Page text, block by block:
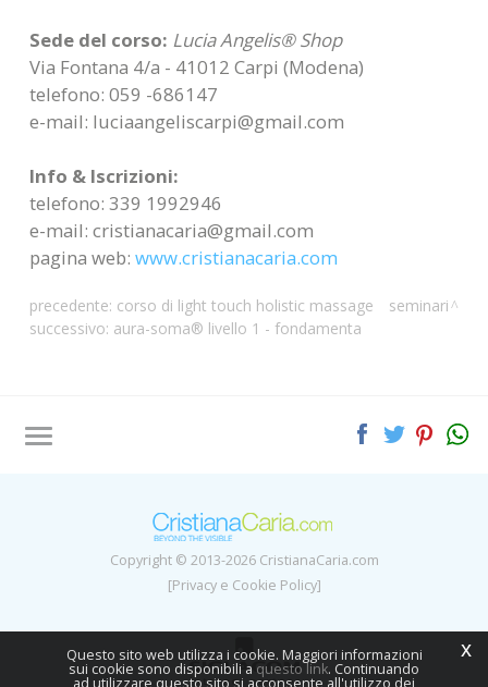
Sede del corso: Lucia Angelis® Shop
Via Fontana 4/a - 41012 Carpi (Modena)
telefono: 059 -686147
e-mail: luciaangeliscarpi@gmail.com
Info & Iscrizioni:
telefono: 339 1992946
e-mail: cristianacaria@gmail.com
pagina web: www.cristianacaria.com
precedente: corso di light touch holistic massage
successivo: aura-soma® livello 1 - fondamenta
seminari
Copyright © 2013-2026 CristianaCaria.com
[Privacy e Cookie Policy]
x
Questo sito web utilizza i cookie. Maggiori informazioni
sui cookie sono disponibili a questo link. Continuando
ad utilizzare questo sito si acconsente all'utilizzo dei